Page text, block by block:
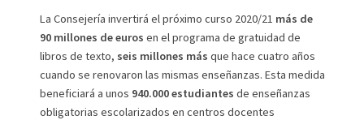
La Consejería invertirá el próximo curso 2020/21 más de
90 millones de euros en el programa de gratuidad de
libros de texto, seis millones más que hace cuatro años
cuando se renovaron las mismas enseñanzas. Esta medida
beneficiará a unos 940.000 estudiantes de enseñanzas
obligatorias escolarizados en centros docentes